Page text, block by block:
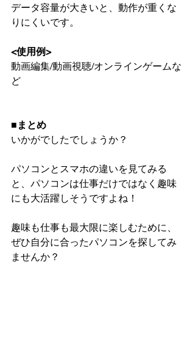
データ容量が大きいと、動作が重くな
りにくいです。
<使用例>
動画編集/動画視聴/オンラインゲームな
ど
■まとめ
いかがでしたでしょうか？
パソコンとスマホの違いを見てみる
と、パソコンは仕事だけではなく趣味
にも大活躍しそうですよね！
趣味も仕事も最大限に楽しむために、
ぜひ自分に合ったパソコンを探してみ
ませんか？